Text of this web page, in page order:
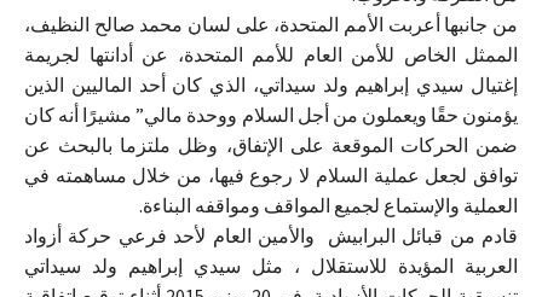
من جانبها أعربت الأمم المتحدة، على لسان محمد صالح النظيف،
الممثل الخاص للأمن العام للأمم المتحدة، عن أدانتها لجريمة
إغتيال سيدي إبراهيم ولد سيداتي، الذي كان أحد الماليين الذين
يؤمنون حقًا ويعملون من أجل السلام ووحدة مالي” مشيرًا أنه كان
ضمن الحركات الموقعة على الإتفاق، وظل ملتزما بالبحث عن
توافق لجعل عملية السلام لا رجوع فيها، من خلال مساهمته في
العملية والإستماع لجميع المواقف ومواقفه البناءة.
قادم من قبائل البرابيش والأمين العام لأحد فرعي حركة أزواد
العربية المؤيدة للاستقلال ، مثل سيدي إبراهيم ولد سيداتي